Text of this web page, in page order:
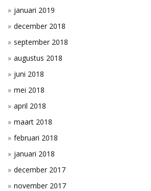
januari 2019
december 2018
september 2018
augustus 2018
juni 2018
mei 2018
april 2018
maart 2018
februari 2018
januari 2018
december 2017
november 2017